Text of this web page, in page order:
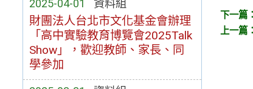
2025-04-01 資料組
財團法人台北市文化基金會辦理
「高中實驗教育博覽會2025Talk
Show」，歡迎教師、家長、同
學參加